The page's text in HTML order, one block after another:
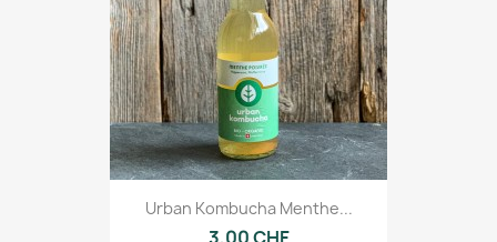
Urban Kombucha Menthe...